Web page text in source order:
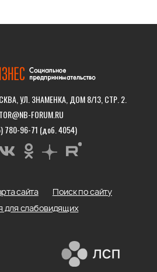
УЛ. ЗНАМЕНКА, ДОМ 8/13, СТР. 2.
FORUM.RU
780-96-71 (доб. 4054)
сайта
Поиск по сайту
для слабовидящих